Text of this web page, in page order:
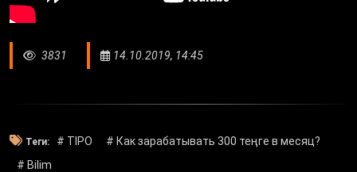
3831 14.10.2019, 14:45
Теги: # ТIPO
# Как зарабатывать 300 теңге в месяц?
# Bilim